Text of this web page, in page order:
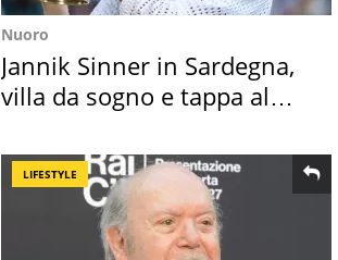
Nuoro
Jannik Sinner in Sardegna,
villa da sogno e tappa al
LIFESTYLE